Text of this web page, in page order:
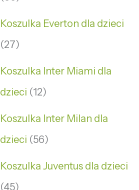
Koszulka Everton dla dzieci
27
Koszulka Inter Miami dla
dzieci 12
Koszulka Inter Milan dla
dzieci 56
Koszulka Juventus dla dzieci
45